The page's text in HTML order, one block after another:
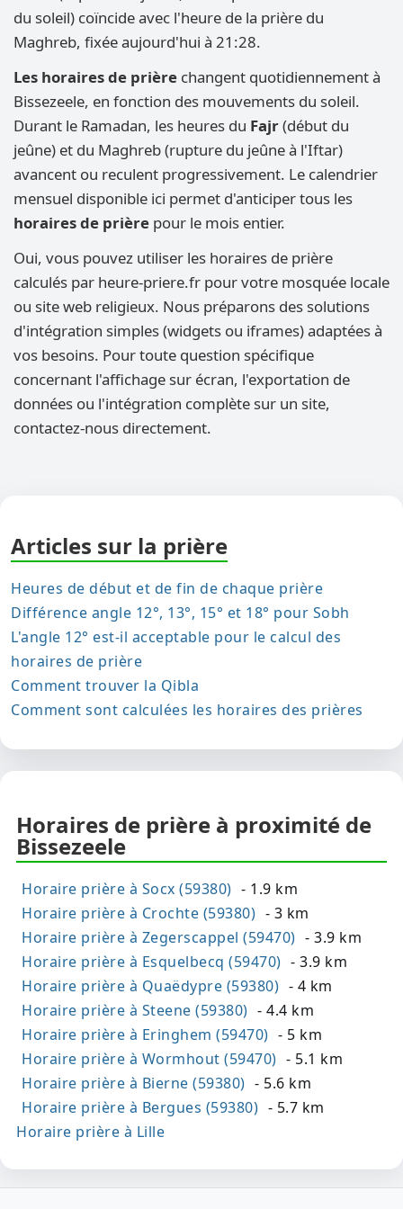
du soleil) coïncide avec l'heure de la prière du
Maghreb, fixée aujourd'hui à 21:28.
Les horaires de prière changent quotidiennement à
Bissezeele, en fonction des mouvements du soleil.
Durant le Ramadan, les heures du Fajr(début du
jeûne) et du Maghreb (rupture du jeûne à l'Iftar)
avancent ou reculent progressivement. Le calendrier
mensuel disponible ici permet d'anticiper tous les
horaires de prière pour le mois entier.
Oui, vous pouvez utiliser les horaires de prière
calculés par heure-priere.fr pour votre mosquée locale
ou site web religieux. Nous préparons des solutions
d'intégration simples (widgets ou iframes) adaptées à
vos besoins. Pour toute question spécifique
concernant l'affichage sur écran, l'exportation de
données ou l'intégration complète sur un site,
contactez-nous directement.
Articles sur la prière
Heures de début et de fin de chaque prière
Différence angle 12°, 13°, 15° et 18° pour Sobh
L'angle 12° est-il acceptable pour le calcul des
horaires de prière
Comment trouver la Qibla
Comment sont calculées les horaires des prières
Horaires de prière à proximité de
Bissezeele
Horaire prière à Socx (59380) - 1.9 km
Horaire prière à Crochte (59380) - 3 km
Horaire prière à Zegerscappel (59470) - 3.9 km
Horaire prière à Esquelbecq (59470) - 3.9 km
Horaire prière à Quaëdypre (59380) - 4 km
Horaire prière à Steene (59380) - 4.4 km
Horaire prière à Eringhem (59470) - 5 km
Horaire prière à Wormhout (59470) - 5.1 km
Horaire prière à Bierne (59380) - 5.6 km
Horaire prière à Bergues (59380) - 5.7 km
Horaire prière à Lille